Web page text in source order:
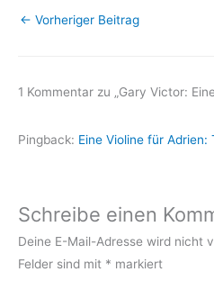
← Vorheriger Beitrag
1 Kommentar zu „Gary Victor:
Pingback: Eine Violine für Adrien:
Schreibe einen
Deine E-Mail-Adresse wird nicht
Felder sind mit * markiert